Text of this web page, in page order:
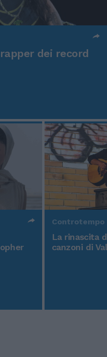
dei record
Controtempo
La rinascita
canzoni di